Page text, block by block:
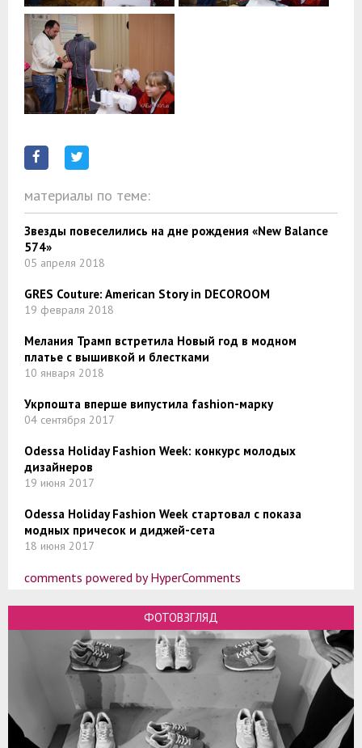
материалы по теме:
Звезды повеселились на дне рождения «New Balance
574»
05 апреля 2018
GRES Couture: American Story in DECOROOM
19 февраля 2018
Мелания Трамп встретила Новый год в модном
платье с вышивкой и блестками
10 января 2018
Укрпошта вперше випустила fashion-марку
04 сентября 2017
Odessa Holiday Fashion Week: конкурс молодых
дизайнеров
19 июня 2017
Odessa Holiday Fashion Week стартовал с показа
модных причесок и диджей-сета
18 июня 2017
comments powered by HyperComments
ФОТОВЗГЛЯД